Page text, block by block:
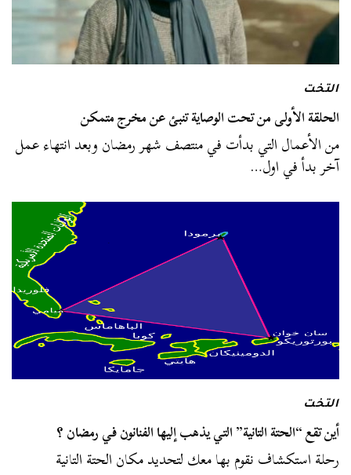
التخت
الحلقة الأولى من تحت الوصاية تنبئ عن مخرج متمكن
من الأعمال التي بدأت في منتصف شهر رمضان وبعد انتهاء عمل
آخر بدأ في اول…
التخت
أين تقع “الحتة التانية” التي يذهب إليها الفنانون في رمضان ؟
رحلة استكشاف نقوم بها معك لتحديد مكان الحتة التانية